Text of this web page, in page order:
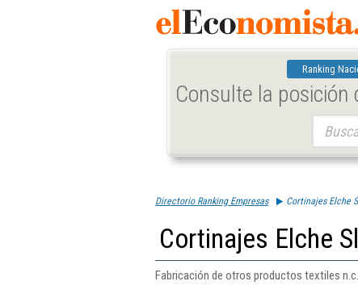
Ranking
Consulte la posición
Directorio Ranking Empresas Cortinajes Elche
Cortinajes Elche Sl
Fabricación de otros productos textiles